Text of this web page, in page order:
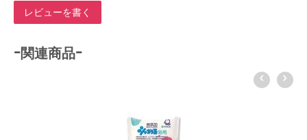
レビューを書く
-関連商品-